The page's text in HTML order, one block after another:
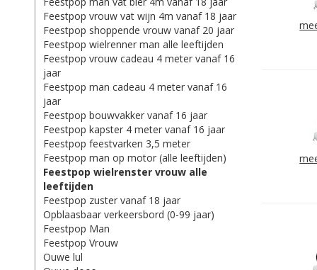
Feestpop vrouw vat wijn 4m vanaf 18 jaar
Feestpop shoppende vrouw vanaf 20 jaar
Feestpop wielrenner man alle leeftijden
Feestpop vrouw cadeau 4 meter vanaf 16
jaar
Feestpop man cadeau 4 meter vanaf 16
jaar
Feestpop bouwvakker vanaf 16 jaar
Feestpop kapster 4 meter vanaf 16 jaar
Feestpop feestvarken 3,5 meter
Feestpop man op motor (alle leeftijden)
Feestpop wielrenster vrouw alle
leeftijden
Feestpop zuster vanaf 18 jaar
Opblaasbaar verkeersbord (0-99 jaar)
Feestpop Man
Feestpop Vrouw
Ouwe lul